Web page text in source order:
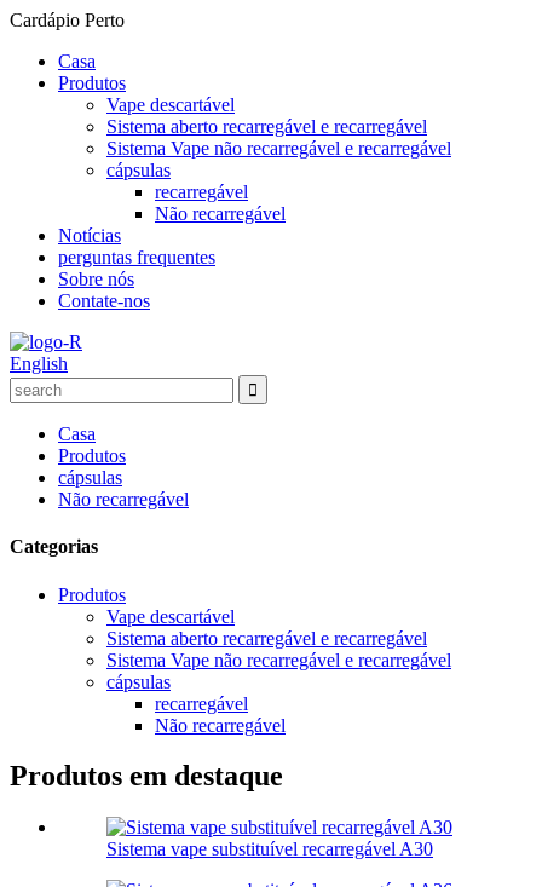
Cardápio Perto
Casa
Produtos
Vape descartável
Sistema aberto recarregável e recarregável
Sistema Vape não recarregável e recarregável
cápsulas
recarregável
Não recarregável
Notícias
perguntas frequentes
Sobre nós
Contate-nos
English
Casa
Produtos
cápsulas
Não recarregável
Categorias
Produtos
Vape descartável
Sistema aberto recarregável e recarregável
Sistema Vape não recarregável e recarregável
cápsulas
recarregável
Não recarregável
Produtos em destaque
Sistema vape substituível recarregável A30